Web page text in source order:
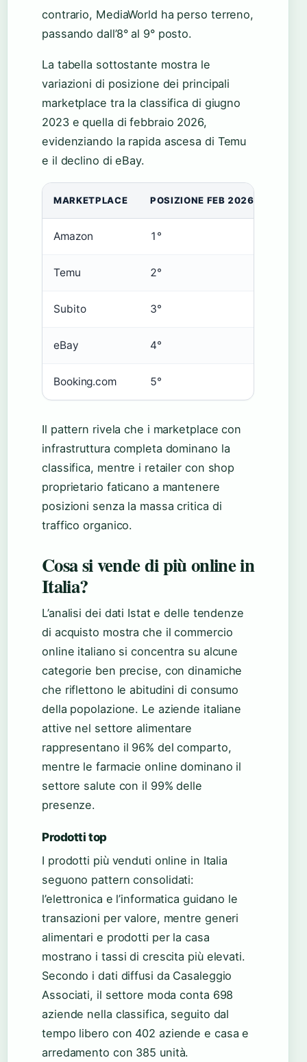
contrario, MediaWorld ha perso terreno,
passando dall’8° al 9° posto.
La tabella sottostante mostra le
variazioni di posizione dei principali
marketplace tra la classifica di giugno
2023 e quella di febbraio 2026,
evidenziando la rapida ascesa di Temu
e il declino di eBay.
MARKETPLACE POSIZIONE FEB 2026
Amazon 1°
Temu 2°
Subito 3°
eBay 4°
Booking.com 5°
Il pattern rivela che i marketplace con
infrastruttura completa dominano la
classifica, mentre i retailer con shop
proprietario faticano a mantenere
posizioni senza la massa critica di
traffico organico.
Cosa si vende di più online in
Italia?
L’analisi dei dati Istat e delle tendenze
di acquisto mostra che il commercio
online italiano si concentra su alcune
categorie ben precise, con dinamiche
che riflettono le abitudini di consumo
della popolazione. Le aziende italiane
attive nel settore alimentare
rappresentano il 96% del comparto,
mentre le farmacie online dominano il
settore salute con il 99% delle
presenze.
Prodotti top
I prodotti più venduti online in Italia
seguono pattern consolidati:
l’elettronica e l’informatica guidano le
transazioni per valore, mentre generi
alimentari e prodotti per la casa
mostrano i tassi di crescita più elevati.
Secondo i dati diffusi da Casaleggio
Associati, il settore moda conta 698
aziende nella classifica, seguito dal
tempo libero con 402 aziende e casa e
arredamento con 385 unità.